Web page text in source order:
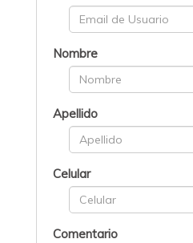
Nombre
Apellido
Celular
Comentario